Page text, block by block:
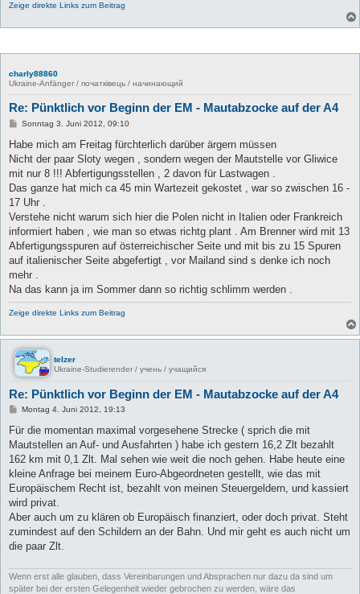
Zeige direkte Links zum Beitrag
charly88860
Ukraine-Anfänger / початківець / начинающий
Re: Pünktlich vor Beginn der EM - Mautabzocke auf der A4
B
i
r
a
Sonntag 3. Juni 2012, 09:10
Habe mich am Freitag fürchterlich darüber ärgern müssen
Nicht der paar Sloty wegen , sondern wegen der Mautstelle vor Gliwice
mit nur 8 !!! Abfertigungsstellen , 2 davon für Lastwagen .
Das ganze hat mich ca 45 min Wartezeit gekostet , war so zwischen 16 -
17 Uhr .
Verstehe nicht warum sich hier die Polen nicht in Italien oder Frankreich
informiert haben , wie man so etwas richtg plant . Am Brenner wird mit 13
Abfertigungsspuren auf österreichischer Seite und mit bis zu 15 Spuren
auf italienischer Seite abgefertigt , vor Mailand sind s denke ich noch
mehr .
Na das kann ja im Sommer dann so richtig schlimm werden .
Zeige direkte Links zum Beitrag
telzer
Ukraine-Studierender / учень / учащийся
Re: Pünktlich vor Beginn der EM - Mautabzocke auf der A4
B
i
r
a
Montag 4. Juni 2012, 19:13
Für die momentan maximal vorgesehene Strecke ( sprich die mit
Mautstellen an Auf- und Ausfahrten ) habe ich gestern 16,2 Zlt bezahlt
162 km mit 0,1 Zlt. Mal sehen wie weit die noch gehen. Habe heute eine
kleine Anfrage bei meinem Euro-Abgeordneten gestellt, wie das mit
Europäischem Recht ist, bezahlt von meinen Steuergeldern, und kassiert
wird privat.
Aber auch um zu klären ob Europäisch finanziert, oder doch privat. Steht
zumindest auf den Schildern an der Bahn. Und mir geht es auch nicht um
die paar Zlt.
Wenn erst alle glauben, dass Vereinbarungen und Absprachen nur dazu da sind um
später bei der ersten Gelegenheit wieder gebrochen zu werden, wäre das